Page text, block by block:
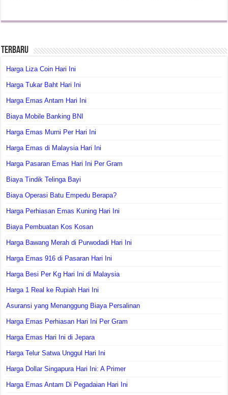
Terbaru
Harga Liza Coin Hari Ini
Harga Tukar Baht Hari Ini
Harga Emas Antam Hari Ini
Biaya Mobile Banking BNI
Harga Emas Murni Per Hari Ini
Harga Emas di Malaysia Hari Ini
Harga Pasaran Emas Hari Ini Per Gram
Biaya Tindik Telinga Bayi
Biaya Operasi Batu Empedu Berapa?
Harga Perhiasan Emas Kuning Hari Ini
Biaya Pembuatan Kos Kosan
Harga Bawang Merah di Purwodadi Hari Ini
Harga Emas 916 di Pasaran Hari Ini
Harga Besi Per Kg Hari Ini di Malaysia
Harga 1 Real ke Rupiah Hari Ini
Asuransi yang Menanggung Biaya Persalinan
Harga Emas Perhiasan Hari Ini Per Gram
Harga Emas Hari Ini di Jepara
Harga Telur Satwa Unggul Hari Ini
Harga Dollar Singapura Hari Ini: A Primer
Harga Emas Antam Di Pegadaian Hari Ini